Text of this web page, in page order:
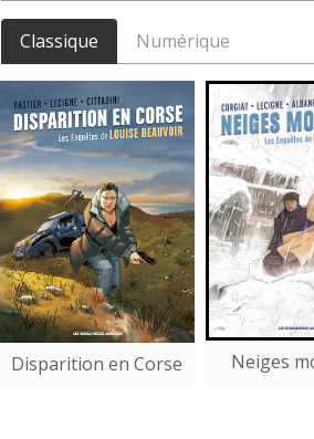
Classique Numérique
Disparition en Corse Neiges